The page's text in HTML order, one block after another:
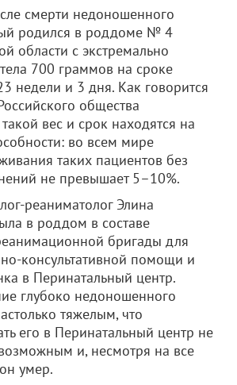
смерти недоношенного
родился в роддоме № 4
области с экстремально
700 граммов на сроке
недели и 3 дня. Как говорится
общества
вес и срок находятся на
во всем мире
таких пациентов без
не превышает 5–10%.
реаниматолог Элина
в роддом в составе
бригады для
консультативной помощи и
в Перинатальный центр.
глубоко недоношенного
тяжелым, что
его в Перинатальный центр не
и, несмотря на все
умер.